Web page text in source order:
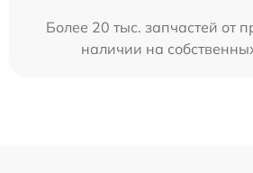
Более 20 тыс. запчастей от
наличии на